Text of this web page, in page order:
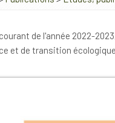
de l'année 2022-
et de transition